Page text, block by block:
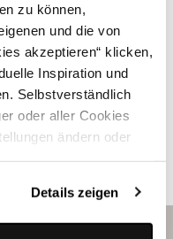
zu können,
und die von
akzeptieren“ klicken,
Inspiration und
Selbstverständlich
oder aller Cookies
ändern oder
Details zeigen